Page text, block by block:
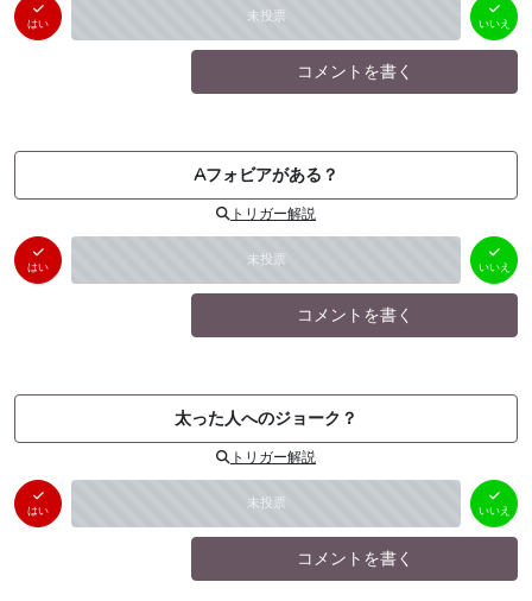
はい 未投票
いいえ
（ 0件）
いいえ
コメントを書く
Aフォビアがある？
トリガー解説
はい 未投票
いいえ
（ 0件）
いいえ
コメントを書く
太った人へのジョーク？
トリガー解説
はい 未投票
いいえ
（ 0件）
いいえ
コメントを書く